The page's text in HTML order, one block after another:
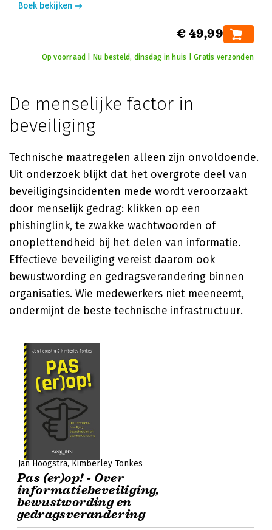
Boek bekijken
€ 49,99
Op voorraad | Nu besteld, dinsdag in huis | Gratis verzonden
De menselijke factor in
beveiliging
Technische maatregelen alleen zijn onvoldoende.
Uit onderzoek blijkt dat het overgrote deel van
beveiligingsincidenten mede wordt veroorzaakt
door menselijk gedrag: klikken op een
phishinglink, te zwakke wachtwoorden of
onoplettendheid bij het delen van informatie.
Effectieve beveiliging vereist daarom ook
bewustwording en gedragsverandering binnen
organisaties. Wie medewerkers niet meeneemt,
ondermijnt de beste technische infrastructuur.
Jan Hoogstra Kimberley Tonkes
Pas (er)op! - Over
informatiebeveiliging,
bewustwording en
gedragsverandering